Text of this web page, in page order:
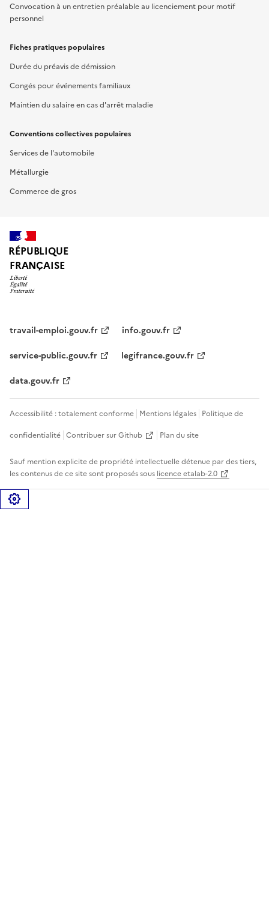
Convocation à un entretien préalable au licenciement pour motif
personnel
Fiches pratiques populaires
Durée du préavis de démission
Congés pour événements familiaux
Maintien du salaire en cas d'arrêt maladie
Conventions collectives populaires
Services de l'automobile
Métallurgie
Commerce de gros
RÉPUBLIQUE
FRANÇAISE
travail-emploi.gouv.fr
info.gouv.fr
service-public.gouv.fr
legifrance.gouv.fr
data.gouv.fr
Accessibilité : totalement conforme Mentions légales Politique de
confidentialité Contribuer sur Github Plan du site
Sauf mention explicite de propriété intellectuelle détenue par des tiers,
les contenus de ce site sont proposés sous licence etalab-2.0
Gérer les cookies